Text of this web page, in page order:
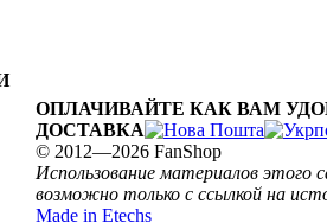
ОПЛАЧИВАЙТЕ КАК ВАМ
ДОСТАВКА
© 2012—2026 FanShop
Использование материалов этого
возможно только с ссылкой на
Made in Etechs